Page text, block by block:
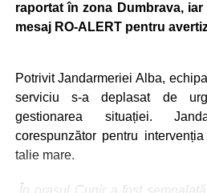
raportat în zona Dumbrava,
mesaj RO-ALERT pentru
Potrivit Jandarmeriei Alba,
serviciu s-a deplasat de
gestionarea situației.
corespunzător pentru
talie mare.
„În orașul Cugir a fost